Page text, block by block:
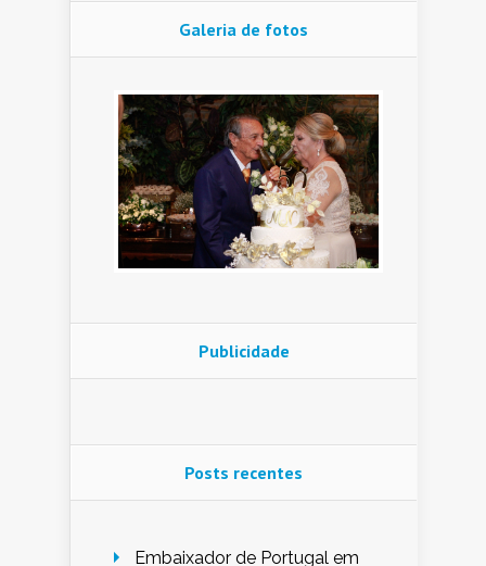
Galeria de fotos
Publicidade
Posts recentes
Embaixador de Portugal em